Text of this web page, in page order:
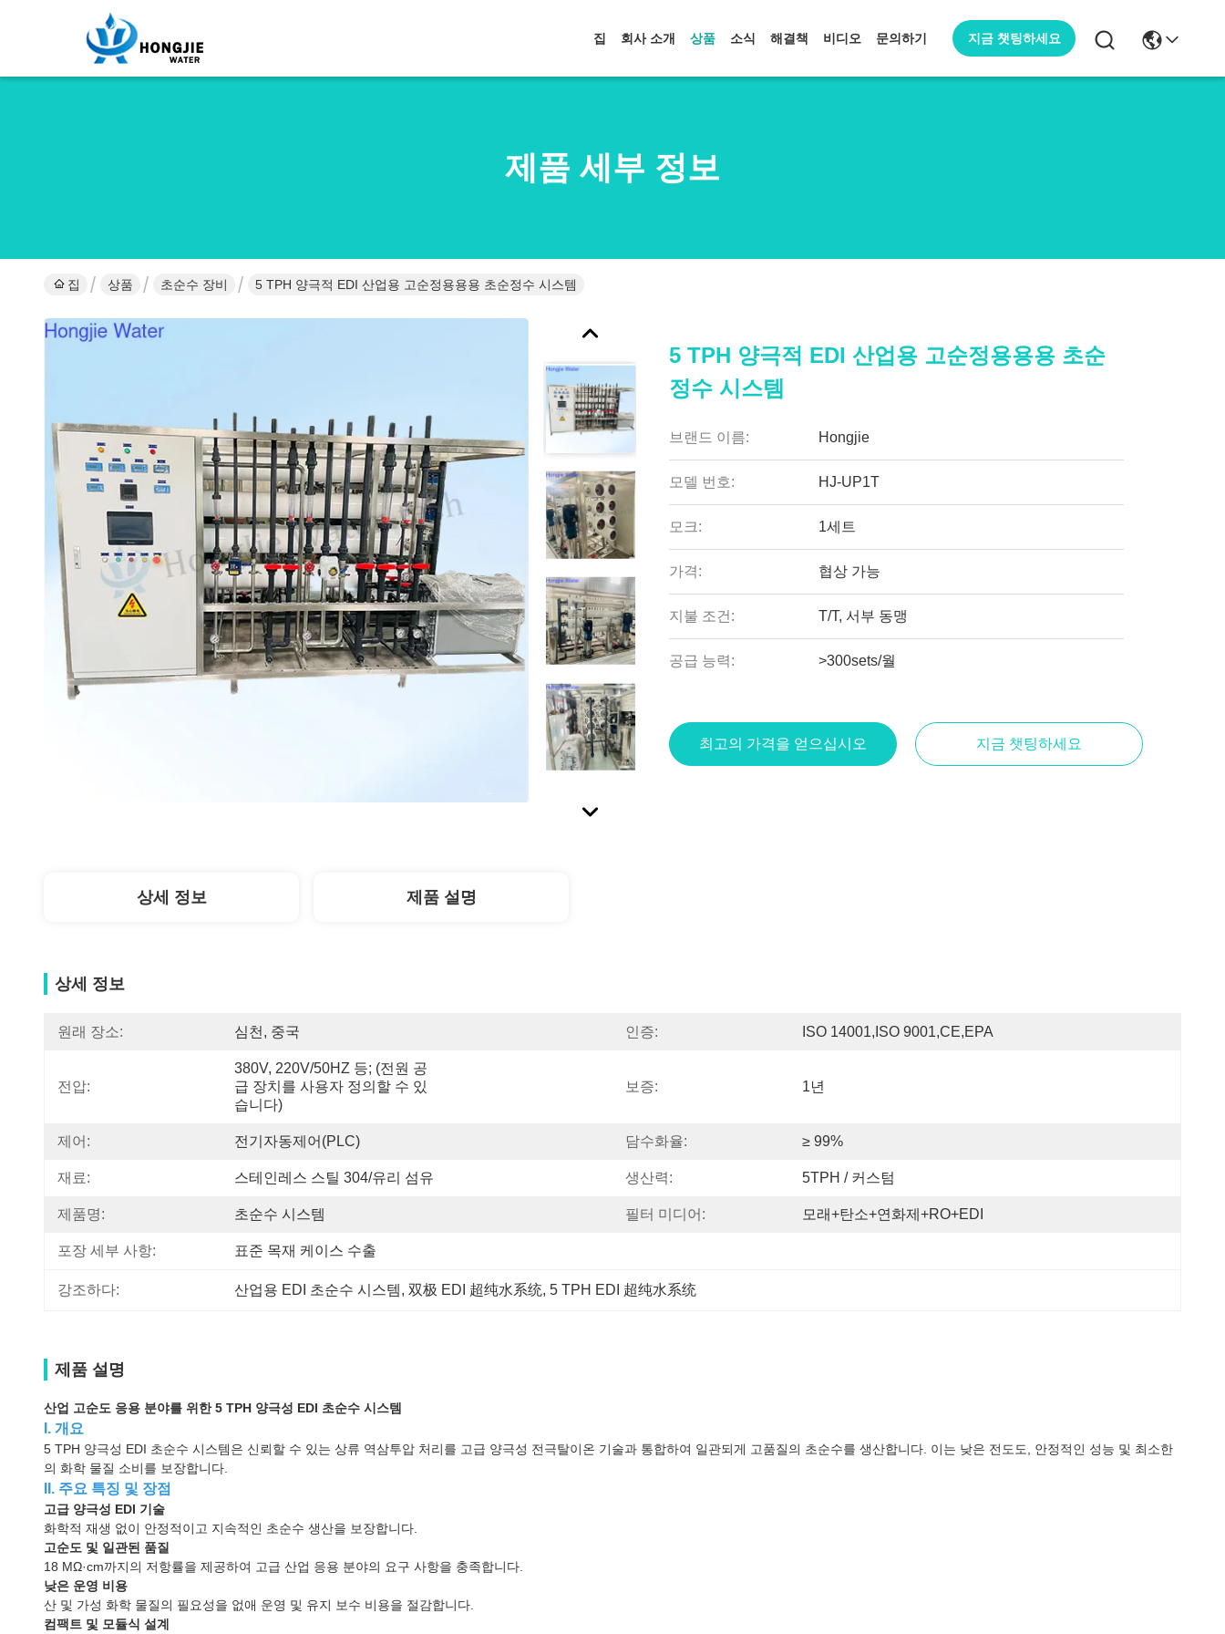
집 회사 소개 상품 소식 해결책 비디오 문의하기 지금 챗팅하세요
제품 세부 정보
집 상품 초순수 장비 5 TPH 양극적 EDI 산업용 고순정용용용 초순정수 시스템
5 TPH 양극적 EDI 산업용 고순정용용용 초순
정수 시스템
브랜드 이름: Hongjie
모델 번호: HJ-UP1T
모크: 1세트
가격: 협상 가능
지불 조건: T/T, 서부 동맹
공급 능력: >300sets/월
최고의 가격을 얻으십시오 지금 챗팅하세요
상세 정보 제품 설명
상세 정보
원래 장소: 심천, 중국 인증: ISO 14001,ISO 9001,CE,EPA
전압:
380V, 220V/50HZ 등; (전원 공
급 장치를 사용자 정의할 수 있
습니다)
보증: 1년
제어: 전기자동제어(PLC) 담수화율: ≥ 99%
재료: 스테인레스 스틸 304/유리 섬유 생산력: 5TPH / 커스텀
제품명: 초순수 시스템 필터 미디어: 모래+탄소+연화제+RO+EDI
포장 세부 사항: 표준 목재 케이스 수출
강조하다: 산업용 EDI 초순수 시스템, 双极 EDI 超纯水系统, 5 TPH EDI 超纯水系统
제품 설명
산업 고순도 응용 분야를 위한 5 TPH 양극성 EDI 초순수 시스템
I. 개요
5 TPH 양극성 EDI 초순수 시스템은 신뢰할 수 있는 상류 역삼투압 처리를 고급 양극성 전극탈이온 기술과 통합하여 일관되게 고품질의 초순수를 생산합니다. 이는 낮은 전도도, 안정적인 성능 및 최소한
의 화학 물질 소비를 보장합니다.
II. 주요 특징 및 장점
고급 양극성 EDI 기술
화학적 재생 없이 안정적이고 지속적인 초순수 생산을 보장합니다.
고순도 및 일관된 품질
18 MΩ·cm까지의 저항률을 제공하여 고급 산업 응용 분야의 요구 사항을 충족합니다.
낮은 운영 비용
산 및 가성 화학 물질의 필요성을 없애 운영 및 유지 보수 비용을 절감합니다.
컴팩트 및 모듈식 설계